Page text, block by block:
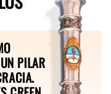
PILAR